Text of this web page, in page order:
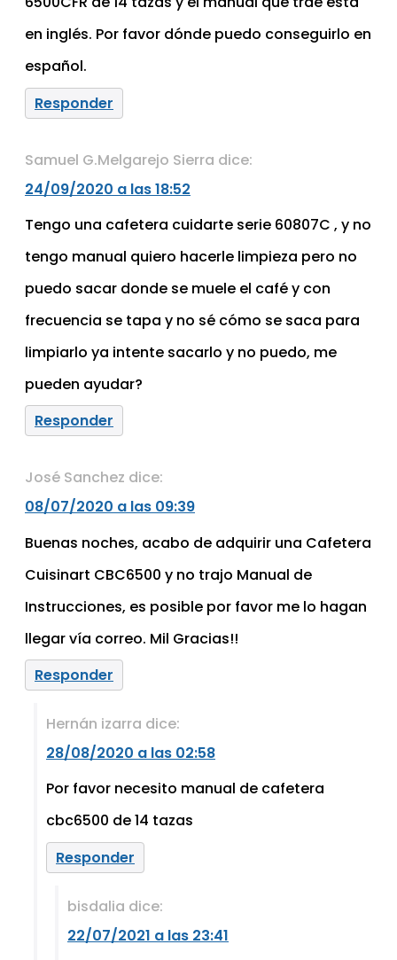
en inglés. Por favor dónde puedo conseguirlo en
español.
Responder
Samuel G.Melgarejo Sierra dice:
24/09/2020 a las 18:52
Tengo una cafetera cuidarte serie 60807C , y no
tengo manual quiero hacerle limpieza pero no
puedo sacar donde se muele el café y con
frecuencia se tapa y no sé cómo se saca para
limpiarlo ya intente sacarlo y no puedo, me
pueden ayudar?
Responder
José Sanchez dice:
08/07/2020 a las 09:39
Buenas noches, acabo de adquirir una Cafetera
Cuisinart CBC6500 y no trajo Manual de
Instrucciones, es posible por favor me lo hagan
llegar vía correo. Mil Gracias!!
Responder
Hernán izarra dice:
28/08/2020 a las 02:58
Por favor necesito manual de cafetera
cbc6500 de 14 tazas
Responder
bisdalia dice:
22/07/2021 a las 23:41